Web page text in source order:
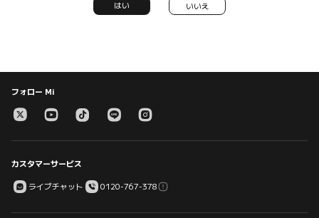
はい いいえ
フォロー Mi
カスタマーサービス
ライブチャット 0120-767-378